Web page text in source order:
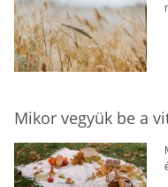
Mikor vegyük be a